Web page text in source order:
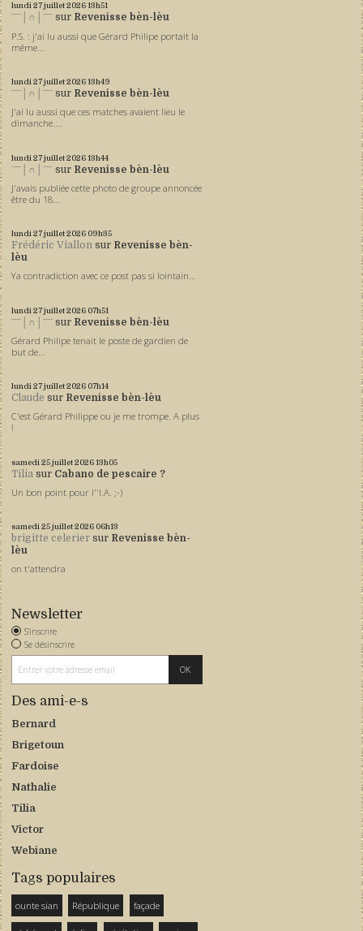
lundi 27juillet 202613h51
ˉˉˉ│∩│ˉˉˉ sur Revenisse bèn-lèu
P.S. : j'ai lu aussi que Gérard Philipe portait la
même...
lundi 27juillet 202613h49
ˉˉˉ│∩│ˉˉˉ sur Revenisse bèn-lèu
J'ai lu aussi que ces matches avaient lieu le
dimanche....
lundi 27juillet 202613h44
ˉˉˉ│∩│ˉˉˉ sur Revenisse bèn-lèu
J'avais publiée cette photo de groupe annoncée
être du 18...
lundi 27juillet 2026 09h35
Frédéric Viallon sur Revenisse bèn-
lèu
Ya contradiction avec ce post pas si lointain...
lundi 27juillet 2026 07h51
ˉˉˉ│∩│ˉˉˉ sur Revenisse bèn-lèu
Gérard Philipe tenait le poste de gardien de
but de...
lundi 27juillet 2026 07h14
Claude sur Revenisse bèn-lèu
C'est Gérard Philippe ou je me trompe. A plus
!
samedi 25juillet 202613h05
Tilia sur Cabano de pescaire ?
Un bon point pour l''I.A. ;-)
samedi 25juillet 2026 06h13
brigitte celerier sur Revenisse bèn-
lèu
on t'attendra
Newsletter
S'inscrire
Se désinscrire
Des ami-e-s
Bernard
Brigetoun
Fardoise
Nathalie
Tilia
Victor
Webiane
Tags populaires
ounte sian République façade